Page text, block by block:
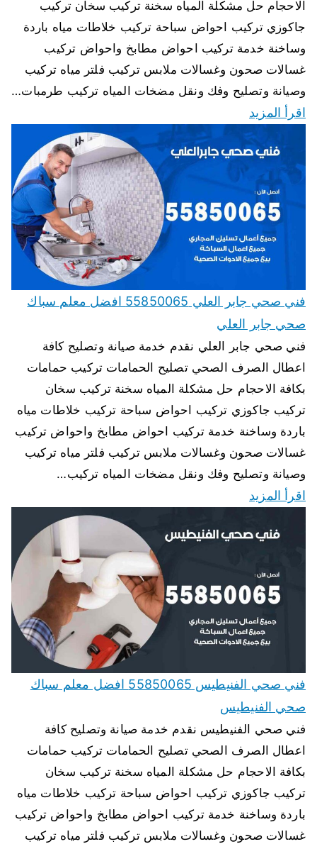
الاحجام حل مشكلة المياه سخنة تركيب سخان تركيب
جاكوزي تركيب احواض سباحة تركيب خلاطات مياه باردة
وساخنة خدمة تركيب احواض مطابخ واحواض تركيب
غسالات صحون وغسالات ملابس تركيب فلتر مياه تركيب
وصيانة وتصليح وفك ونقل مضخات المياه تركيب طرمبات…
اقرأ المزيد
فني صحي جابر العلي 55850065 افضل معلم سباك
صحي جابر العلي
فني صحي جابر العلي نقدم خدمة صيانة وتصليح كافة
اعطال الصرف الصحي تصليح الحمامات تركيب حمامات
بكافة الاحجام حل مشكلة المياه سخنة تركيب سخان
تركيب جاكوزي تركيب احواض سباحة تركيب خلاطات مياه
باردة وساخنة خدمة تركيب احواض مطابخ واحواض تركيب
غسالات صحون وغسالات ملابس تركيب فلتر مياه تركيب
وصيانة وتصليح وفك ونقل مضخات المياه تركيب…
اقرأ المزيد
فني صحي الفنيطيس 55850065 افضل معلم سباك
صحي الفنيطيس
فني صحي الفنيطيس نقدم خدمة صيانة وتصليح كافة
اعطال الصرف الصحي تصليح الحمامات تركيب حمامات
بكافة الاحجام حل مشكلة المياه سخنة تركيب سخان
تركيب جاكوزي تركيب احواض سباحة تركيب خلاطات مياه
باردة وساخنة خدمة تركيب احواض مطابخ واحواض تركيب
غسالات صحون وغسالات ملابس تركيب فلتر مياه تركيب